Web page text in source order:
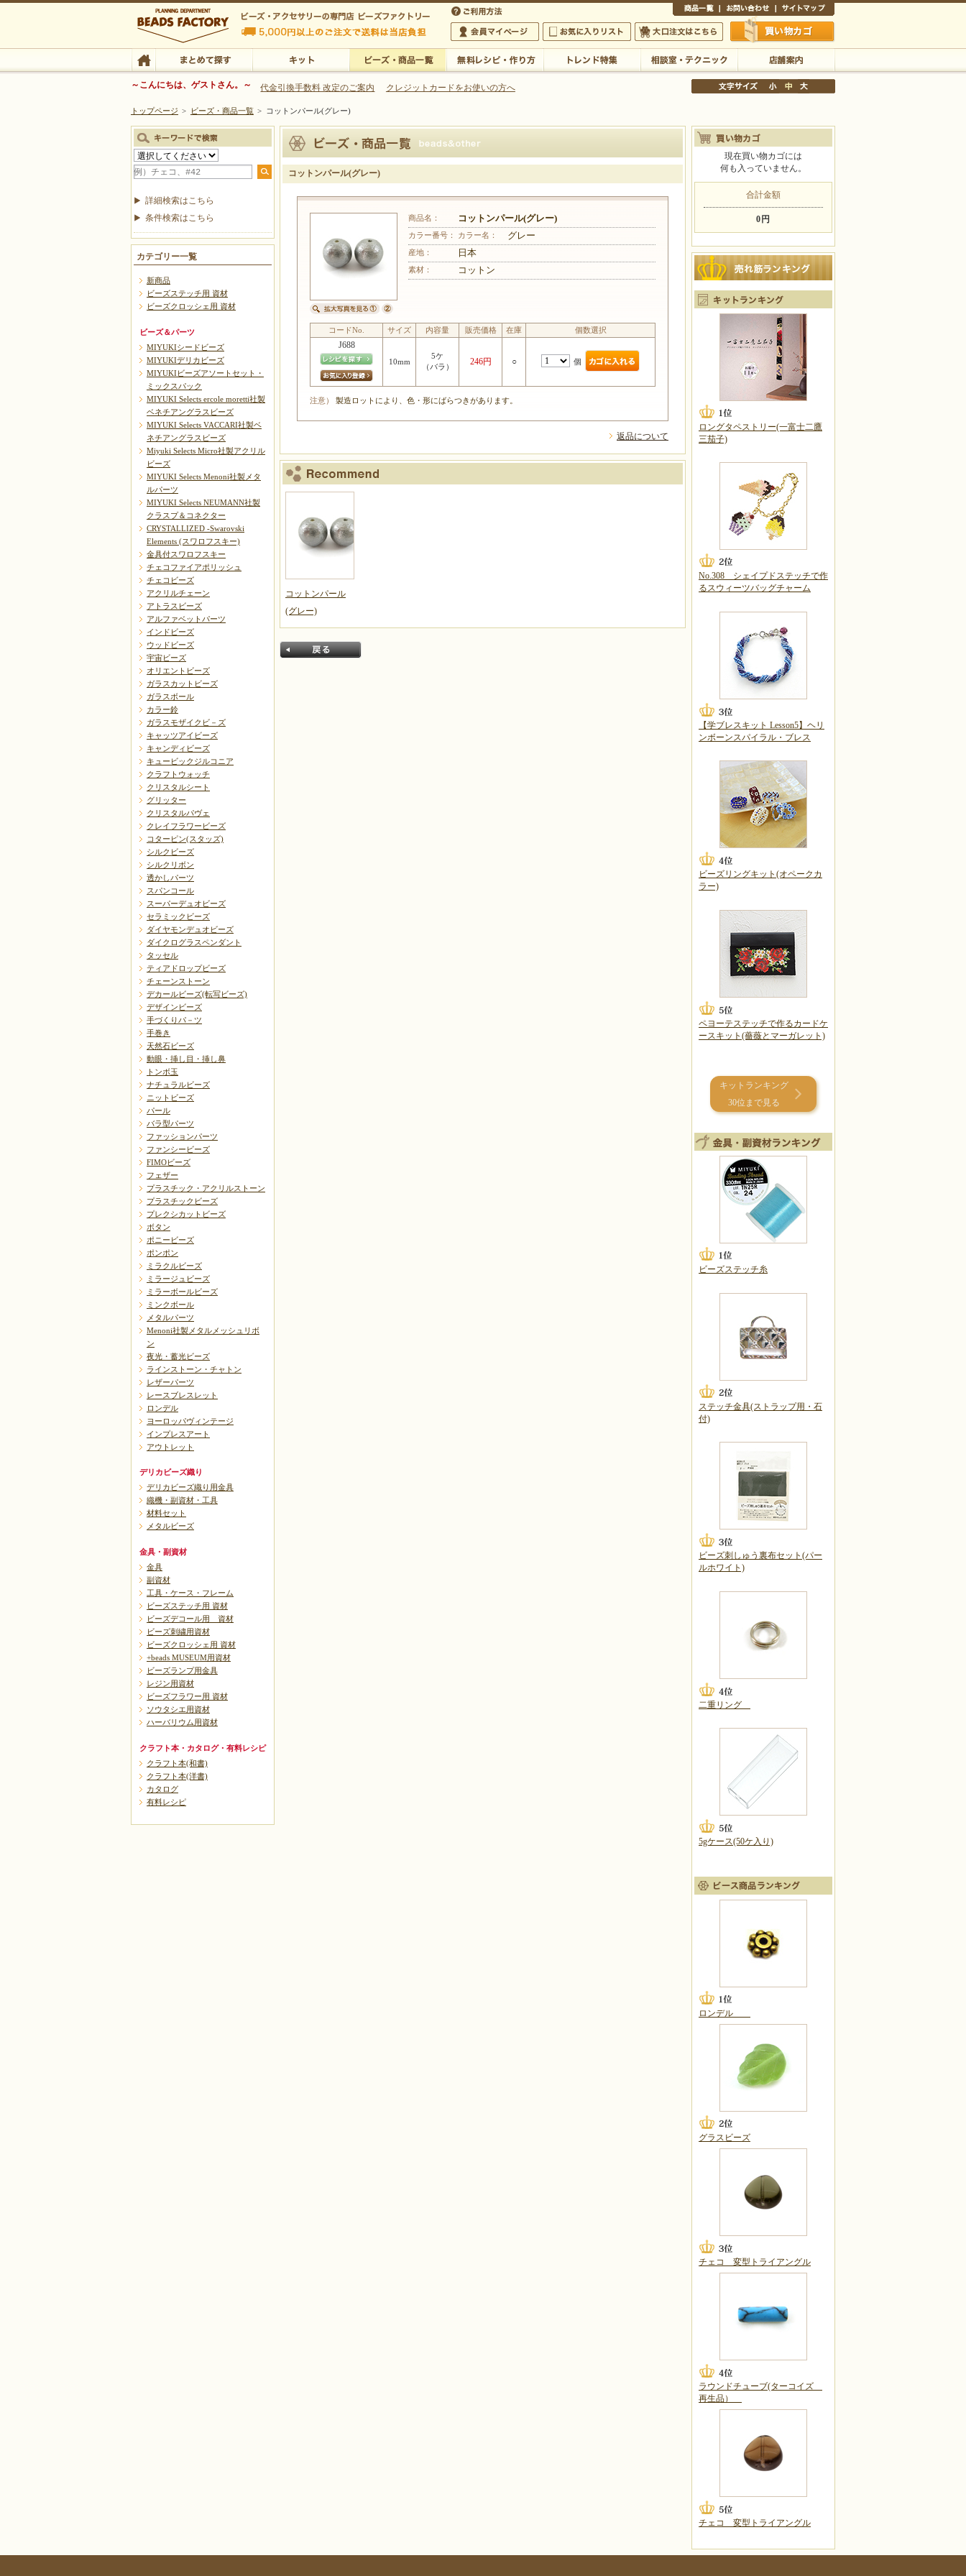
ビーズファクトリー ビーズ・パーツ・金具など・アクセサリーの専門店
ビーズ・アクセサリーの専門店 ビーズファクトリー 5,000円以上のご注文で送料は当店が負担いたします
ビーズ・アクセサリーの専門店 ビーズファクトリー 5,000円以上のご注文で送料は当店が負担いたします
会員マイページ
お気に入りリスト 大口注文はこちら 買い物かご
TOP まとめて探す 店舗案内
～こんにちは、ゲストさん。～ 代金引換手数料 改定のご案内 クレジットカードをお使いの方へ
トップページ > ビーズ・商品一覧 > コットンパール(グレー)
コットンパール(グレー)
商品名： コットンパール(グレー)
カラー番号： カラー名： グレー
産地： 日本
素材： コットン
コードNo. サイズ 内容量 販売価格 在庫 個数選択
J688
10mm
5ケ
（バラ）
246円 ○ 個
注意） 製造ロットにより、色・形にばらつきがあります。
返品について
コットンパール
(グレー)
詳細検索はこちら
条件検索はこちら
カテゴリー一覧
新商品
ビーズステッチ用 資材
ビーズクロッシェ用 資材
ビーズ＆パーツ
MIYUKIシードビーズ
MIYUKIデリカビーズ
MIYUKIビーズアソートセット・
ミックスパック
MIYUKI Selects ercole moretti社製
ベネチアングラスビーズ
MIYUKI Selects VACCARI社製ベ
ネチアングラスビーズ
Miyuki Selects Micro社製アクリル
ビーズ
MIYUKI Selects Menoni社製メタ
ルパーツ
MIYUKI Selects NEUMANN社製
クラスプ＆コネクター
CRYSTALLIZED -Swarovski
Elements (スワロフスキー)
金具付スワロフスキー
チェコファイアポリッシュ
チェコビーズ
アクリルチェーン
アトラスビーズ
アルファベットパーツ
インドビーズ
ウッドビーズ
宇宙ビーズ
オリエントビーズ
ガラスカットビーズ
ガラスボール
カラー鈴
ガラスモザイクビ－ズ
キャッツアイビーズ
キャンディビーズ
キュービックジルコニア
クラフトウォッチ
クリスタルシート
グリッター
クリスタルパヴェ
クレイフラワービーズ
コターピン(スタッズ)
シルクビーズ
シルクリボン
透かしパーツ
スパンコール
スーパーデュオビーズ
セラミックビーズ
ダイヤモンデュオビーズ
ダイクログラスペンダント
タッセル
ティアドロップビーズ
チェーンストーン
デカールビーズ(転写ビーズ)
デザインビーズ
手づくりパ－ツ
手巻き
天然石ビーズ
動眼・挿し目・挿し鼻
トンボ玉
ナチュラルビーズ
ニットビーズ
パール
バラ型パーツ
ファッションパーツ
ファンシービーズ
FIMOビーズ
フェザー
プラスチック・アクリルストーン
プラスチックビーズ
プレクシカットビーズ
ボタン
ポニービーズ
ポンポン
ミラクルビーズ
ミラージュビーズ
ミラーボールビーズ
ミンクボール
メタルパーツ
Menoni社製メタルメッシュリボ
ン
夜光・蓄光ビーズ
ラインストーン・チャトン
レザーパーツ
レースブレスレット
ロンデル
ヨーロッパヴィンテージ
インプレスアート
アウトレット
デリカビーズ織り
デリカビーズ織り用金具
織機・副資材・工具
材料セット
メタルビーズ
金具・副資材
金具
副資材
工具・ケース・フレーム
ビーズステッチ用 資材
ビーズデコール用 資材
ビーズ刺繍用資材
ビーズクロッシェ用 資材
+beads MUSEUM用資材
ビーズランプ用金具
レジン用資材
ビーズフラワー用 資材
ソウタシエ用資材
ハーバリウム用資材
クラフト本・カタログ・有料レシピ
クラフト本(和書)
クラフト本(洋書)
カタログ
有料レシピ
現在買い物カゴには
何も入っていません。
合計金額
0円
ロングタペストリー(一富士二鷹
三茄子)
No.308 シェイプドステッチで作
るスウィーツバッグチャーム
【学ブレスキット Lesson5】ヘリ
ンボーンスパイラル・ブレス
ビーズリングキット(オペークカ
ラー)
ペヨーテステッチで作るカードケ
ースキット(薔薇とマーガレット)
キットランキング
30位まで見る
ビーズステッチ糸
ステッチ金具(ストラップ用・石
付)
ビーズ刺しゅう裏布セット(パー
ルホワイト)
二重リング
5gケース(50ケ入り)
ロンデル
グラスビーズ
チェコ 変型トライアングル
ラウンドチューブ(ターコイズ
再生品）
チェコ 変型トライアングル